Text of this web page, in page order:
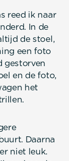
reed ik naar
In de
de stoel,
een foto
gestorven
en de foto,
het
Daarna
niet leuk.